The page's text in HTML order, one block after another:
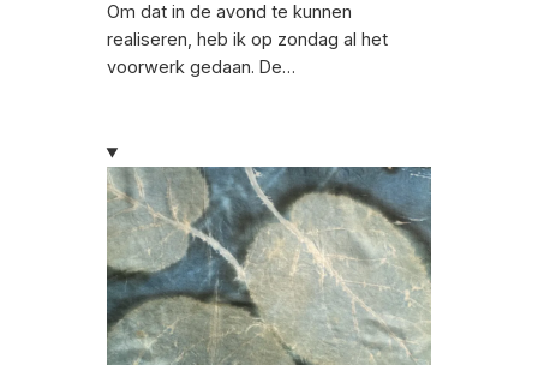
Om dat in de avond te kunnen
realiseren, heb ik op zondag al het
voorwerk gedaan. De…